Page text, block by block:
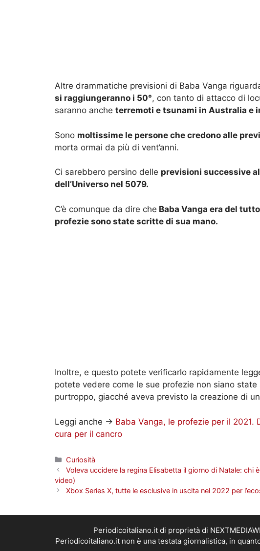
Altre drammatiche previsioni di Baba Vanga
si raggiungeranno i 50°, con tanto di attacco di
saranno anche terremoti e tsunami in Australia e
Sono moltissime le persone che credono alle
morta ormai da più di vent’anni.
Ci sarebbero persino delle previsioni successive
dell’Universo nel 5079.
C’è comunque da dire che Baba Vanga era del
profezie sono state scritte di sua mano.
Inoltre, e questo potete verificarlo rapidamente
potete vedere come le sue profezie non siano
purtroppo, giacché aveva previsto la creazione di
Leggi anche -> Baba Vanga, le profezie per il 2021.
cura per il cancro
Categorie
Curiosità
Voleva uccidere la regina Elisabetta il giorno di Natale: chi
video)
Xbox Series X, tutte le esclusive in uscita nel 2022 per
Periodicoitaliano.it di proprietà di
Periodicoitaliano.it non è una testata giornalistica, in